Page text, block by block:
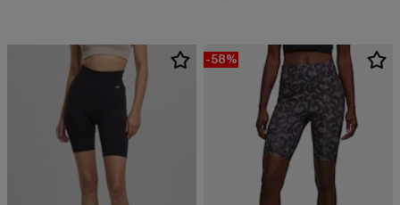
-58%